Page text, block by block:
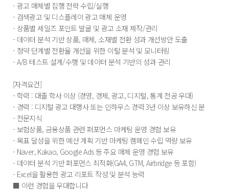
- 광고 매체별 집행 전략 수립/실행
- 검색광고 및 디스플레이 광고 매체 운영
- 상품별 세일즈 포인트 발굴 및 광고 소재 제작/관리
- 데이터 분석 기반 상품, 매체, 소재별 전환 성과 개선방안 도출
- 청약 단계별 전환율 개선을 위한 이탈 분석 및 모니터링
- A/B 테스트 설계/수행 및 데이터 분석 기반의 성과 관리
[자격요건]
- 학력 : 대졸 학사 이상 (경영, 경제, 광고, 디지털, 통계 전공 우대)
- 경력 : 디지털 광고 대행사 또는 인하우스 경력 3년 이상 보유하신 분
- 전문지식
- 보험상품, 금융상품 관련 퍼포먼스 마케팅 운영 경험 보유
- 목표 달성을 위한 예산 계획 기반 마케팅 캠페인 수립 역량 보유
- Naver, Kakao, Google Ads 등 주요 매체 운영 경험 보유
- 데이터 분석 기반 퍼포먼스 최적화(GA4, GTM, Airbridge 등 포함)
- Excel을 활용한 광고 리포트 작성 및 분석 능력
■ 이런 경험을 우대합니다